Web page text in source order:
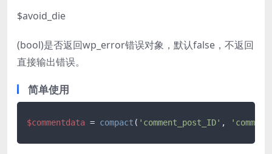
$avoid_die
(bool)是否返回wp_error错误对象，默认false，不返回
直接输出错误。
简单使用
$commentdata = compact ( 'comment_post_ID' ,